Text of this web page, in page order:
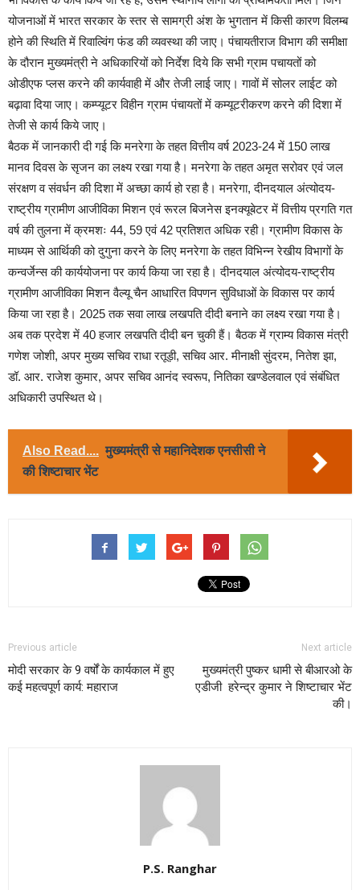
योजनाओं में भारत सरकार के स्तर से सामग्री अंश के भुगतान में किसी कारण विलम्ब
होने की स्थिति में रिवाल्विंग फंड की व्यवस्था की जाए। पंचायतीराज विभाग की समीक्षा
के दौरान मुख्यमंत्री ने अधिकारियों को निर्देश दिये कि सभी ग्राम पचायतों को
ओडीएफ प्लस करने की कार्यवाही में और तेजी लाई जाए। गावों में सोलर लाईट को
बढ़ावा दिया जाए। कम्प्यूटर विहीन ग्राम पंचायतों में कम्यूटरीकरण करने की दिशा में
तेजी से कार्य किये जाए।
बैठक में जानकारी दी गई कि मनरेगा के तहत वित्तीय वर्ष 2023-24 में 150 लाख
मानव दिवस के सृजन का लक्ष्य रखा गया है। मनरेगा के तहत अमृत सरोवर एवं जल
संरक्षण व संवर्धन की दिशा में अच्छा कार्य हो रहा है। मनरेगा, दीनदयाल अंत्योदय-
राष्ट्रीय ग्रामीण आजीविका मिशन एवं रूरल बिजनेस इनक्यूबेटर में वित्तीय प्रगति गत
वर्ष की तुलना में क्रमशः 44, 59 एवं 42 प्रतिशत अधिक रही। ग्रामीण विकास के
माध्यम से आर्थिकी को दुगुना करने के लिए मनरेगा के तहत विभिन्न रेखीय विभागों के
कन्वर्जेन्स की कार्ययोजना पर कार्य किया जा रहा है। दीनदयाल अंत्योदय-राष्ट्रीय
ग्रामीण आजीविका मिशन वैल्यू चैन आधारित विपणन सुविधाओं के विकास पर कार्य
किया जा रहा है। 2025 तक सवा लाख लखपति दीदी बनाने का लक्ष्य रखा गया है।
अब तक प्रदेश में 40 हजार लखपति दीदी बन चुकी हैं। बैठक में ग्राम्य विकास मंत्री
गणेश जोशी, अपर मुख्य सचिव राधा रतूड़ी, सचिव आर. मीनाक्षी सुंदरम, नितेश झा,
डॉ. आर. राजेश कुमार, अपर सचिव आनंद स्वरूप, नितिका खण्डेलवाल एवं संबंधित
अधिकारी उपस्थित थे।
Also Read.... मुख्यमंत्री से महानिदेशक एनसीसी ने
की शिष्टाचार भेंट
Previous article
मोदी सरकार के 9 वर्षों के कार्यकाल में हुए
कई महत्वपूर्ण कार्य: महाराज
Next article
मुख्यमंत्री पुष्कर धामी से बीआरओ के
एडीजी हरेन्द्र कुमार ने शिष्टाचार भेंट
की।
P.S. Ranghar